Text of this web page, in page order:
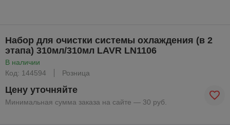
Набор для очистки системы охлаждения (в 2
этапа) 310мл/310мл LAVR LN1106
В наличии
Код: 144594
Розница
Цену уточняйте
Минимальная сумма заказа на сайте — 30 руб.